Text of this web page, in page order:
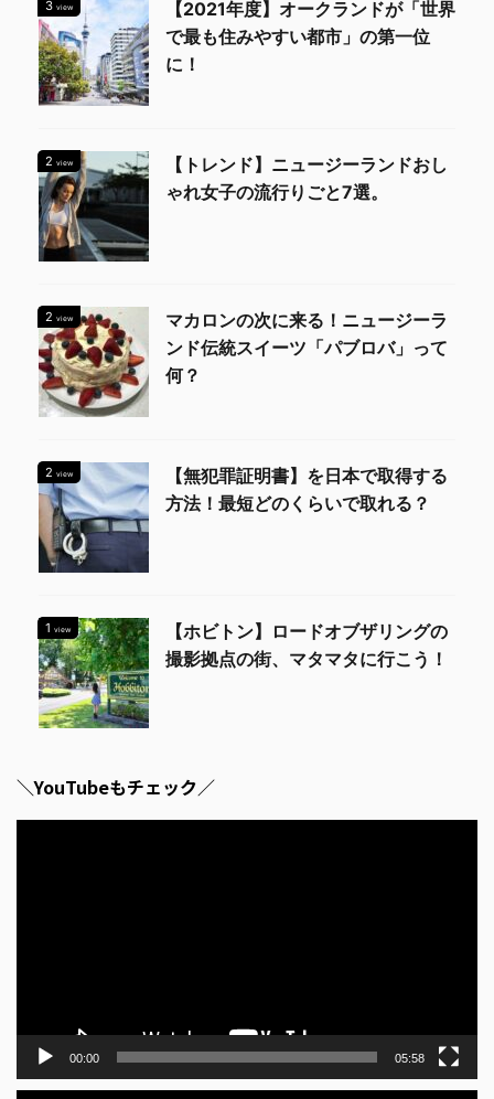
3 view
【2021年度】オークランドが「世界
で最も住みやすい都市」の第一位
に！
2 view
【トレンド】ニュージーランドおし
ゃれ女子の流行りごと7選。
2 view
マカロンの次に来る！ニュージーラ
ンド伝統スイーツ「パブロバ」って
何？
2 view
【無犯罪証明書】を日本で取得する
方法！最短どのくらいで取れる？
1 view
【ホビトン】ロードオブザリングの
撮影拠点の街、マタマタに行こう！
＼YouTubeもチェック／
00:00 05:58